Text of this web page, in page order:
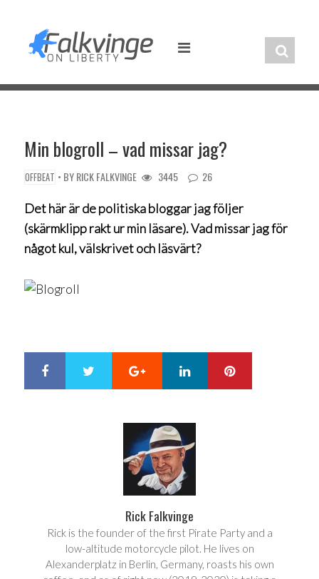
content
Min blogroll – vad missar jag?
OFFBEAT • BYRICK FALKVINGE 3445 26
Det här är de politiska bloggar jag följer
(skärmklipp rakt ur min läsare). Vad missar jag för
något kul, välskrivet och läsvärt?
Google+ LinkedIn
Rick Falkvinge
Rick is the founder of the first Pirate Party and a
low-altitude motorcycle pilot. He lives on
Alexanderplatz in Berlin, Germany, roasts his own